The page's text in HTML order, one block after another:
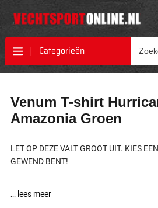
Categorieën
naar
het
einde
de
afbeeldingen-
naar
het
begin
de
afbeeldingen-
Venum T-shirt
Amazonia Groen
LET OP DEZE VALT GROOT UIT. KIES
GEWEND BENT!
... lees meer